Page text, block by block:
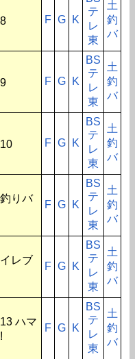
F G K
テ
レ
東
土
釣
バ
F G K
BS
テ
レ
東
土
釣
バ
F G K
BS
テ
レ
東
土
釣
バ
りバ
F G K
BS
テ
レ
東
土
釣
バ
レブ
F G K
BS
テ
レ
東
土
釣
バ
ハマ
F G K
BS
テ
レ
東
土
釣
バ